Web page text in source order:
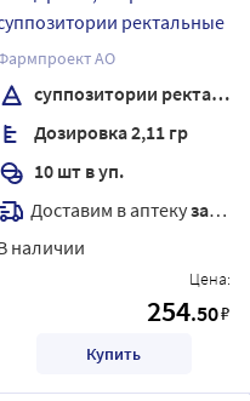
ректальные
АО
суппозитории ректальные
Дозировка 2,11 гр
10 шт в уп.
Доставим в аптекузавтра
наличии
Цена:
254.50₽
Купить